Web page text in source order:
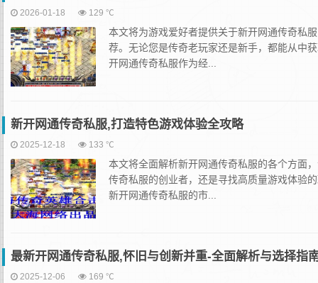
2026-01-18 129 ℃
本文将为游戏爱好者提供关于新开网通传奇私
荐。无论您是传奇老玩家还是新手，都能从中
开网通传奇私服作为经...
新开网通传奇私服,打造特色游戏体验全攻略
2025-12-18 133 ℃
本文将全面解析新开网通传奇私服的各个方面
传奇私服的创业者，还是寻找高质量游戏体验
新开网通传奇私服的市...
最新开网通传奇私服,怀旧与创新并重-全面解析与选择指
2025-12-06 169 ℃